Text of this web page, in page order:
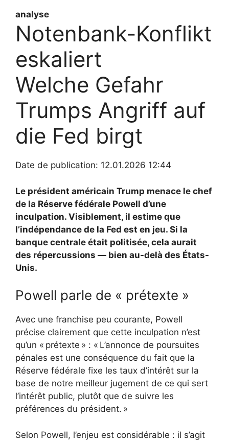
analyse
Notenbank-Konflikt
eskaliert
Welche Gefahr
Trumps Angriff auf
die Fed birgt
Date de publication: 12.01.2026 12:44
Le président américain Trump menace le chef
de la Réserve fédérale Powell d’une
inculpation. Visiblement, il estime que
l’indépendance de la Fed est en jeu. Si la
banque centrale était politisée, cela aurait
des répercussions — bien au-delà des États-
Unis.
Powell parle de « prétexte »
Avec une franchise peu courante, Powell
précise clairement que cette inculpation n’est
qu’un « prétexte » : « L’annonce de poursuites
pénales est une conséquence du fait que la
Réserve fédérale fixe les taux d’intérêt sur la
base de notre meilleur jugement de ce qui sert
l’intérêt public, plutôt que de suivre les
préférences du président. »
Selon Powell, l’enjeu est considérable : il s’agit